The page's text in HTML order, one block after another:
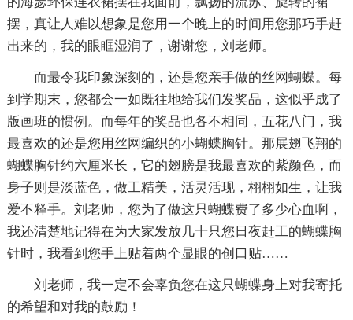
摆，真让人难以想象是您用一个晚上的时间用您那巧手赶
出来的，我的眼眶湿润了，谢谢您，刘老师。
而最令我印象深刻的，还是您亲手做的丝网蝴蝶。每
到学期末，您都会一如既往地给我们发奖品，这似乎成了
版画班的惯例。而每年的奖品也各不相同，五花八门，我
最喜欢的还是您用丝网编织的小蝴蝶胸针。那展翅飞翔的
蝴蝶胸针约六厘米长，它的翅膀是我最喜欢的紫颜色，而
身子则是淡蓝色，做工精美，活灵活现，栩栩如生，让我
爱不释手。刘老师，您为了做这只蝴蝶费了多少心血啊，
我还清楚地记得在为大家发放几十只您日夜赶工的蝴蝶胸
针时，我看到您手上贴着两个显眼的创口贴……
刘老师，我一定不会辜负您在这只蝴蝶身上对我寄托
的希望和对我的鼓励！